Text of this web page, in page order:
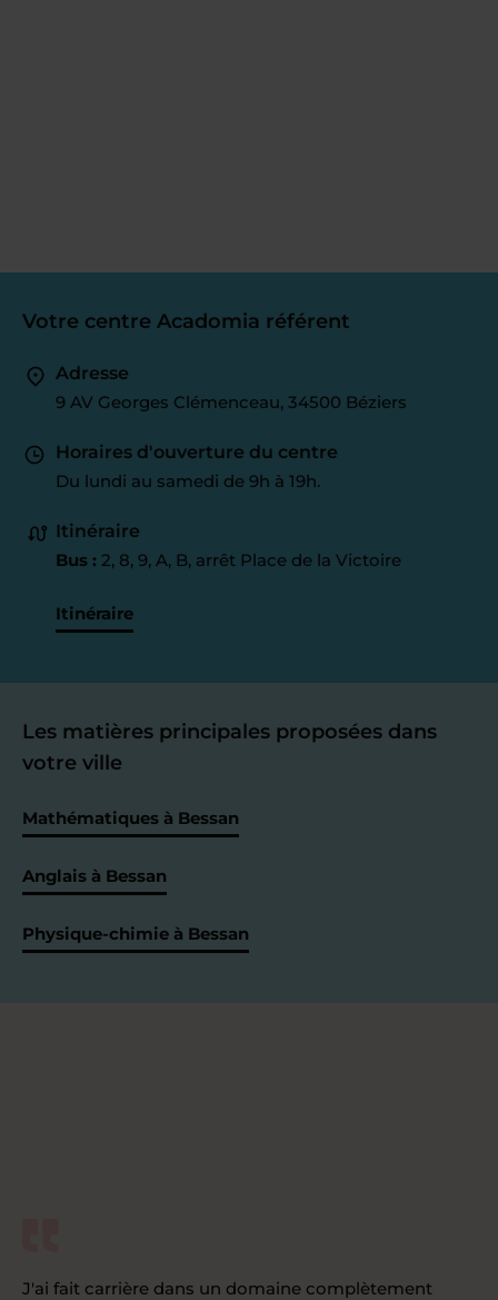
Votre centre Acadomia référent
Adresse
9 AV Georges Clémenceau, 34500 Béziers
Horaires d'ouverture du centre
Du lundi au samedi de 9h à 19h.
Itinéraire
Bus : 2, 8, 9, A, B, arrêt Place de la Victoire
Itinéraire
Les matières principales proposées dans
votre ville
Mathématiques à Bessan
Anglais à Bessan
Physique-chimie à Bessan
J'ai fait carrière dans un domaine complètement